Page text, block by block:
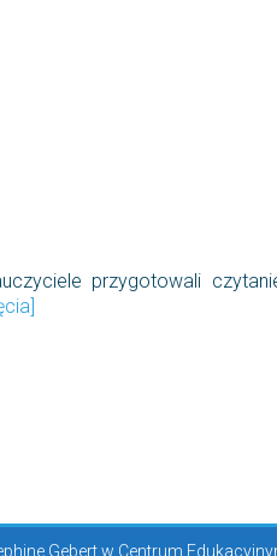
przygotowali
Gebert w Centrum